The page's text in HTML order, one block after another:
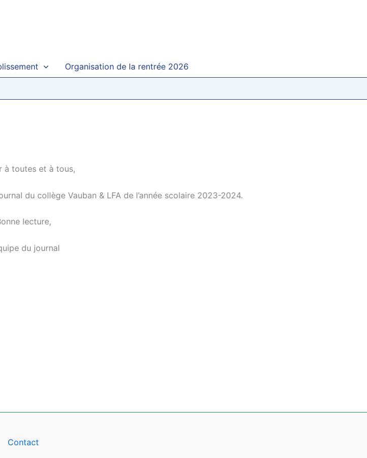
Organisation de la rentrée 2026
à toutes et à tous,
du collège Vauban & LFA de l’année scolaire 2023-2024.
lecture,
du journal
Contact